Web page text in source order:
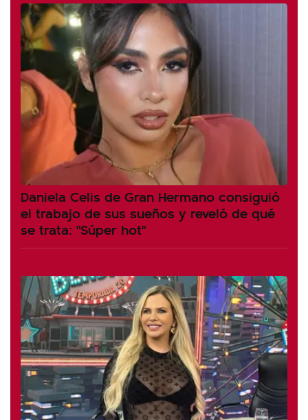
Daniela Celis de Gran Hermano consiguió
el trabajo de sus sueños y reveló de qué
se trata: "Súper hot"